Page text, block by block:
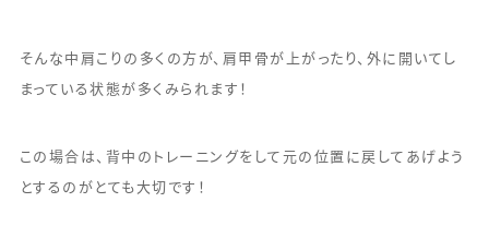
そんな中肩こりの多くの方が、肩甲骨が上がったり、外に開いてし
まっている状態が多くみられます！
この場合は、背中のトレーニングをして元の位置に戻してあげよう
とするのがとても大切です！